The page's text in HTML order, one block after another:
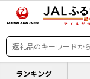
ランキング